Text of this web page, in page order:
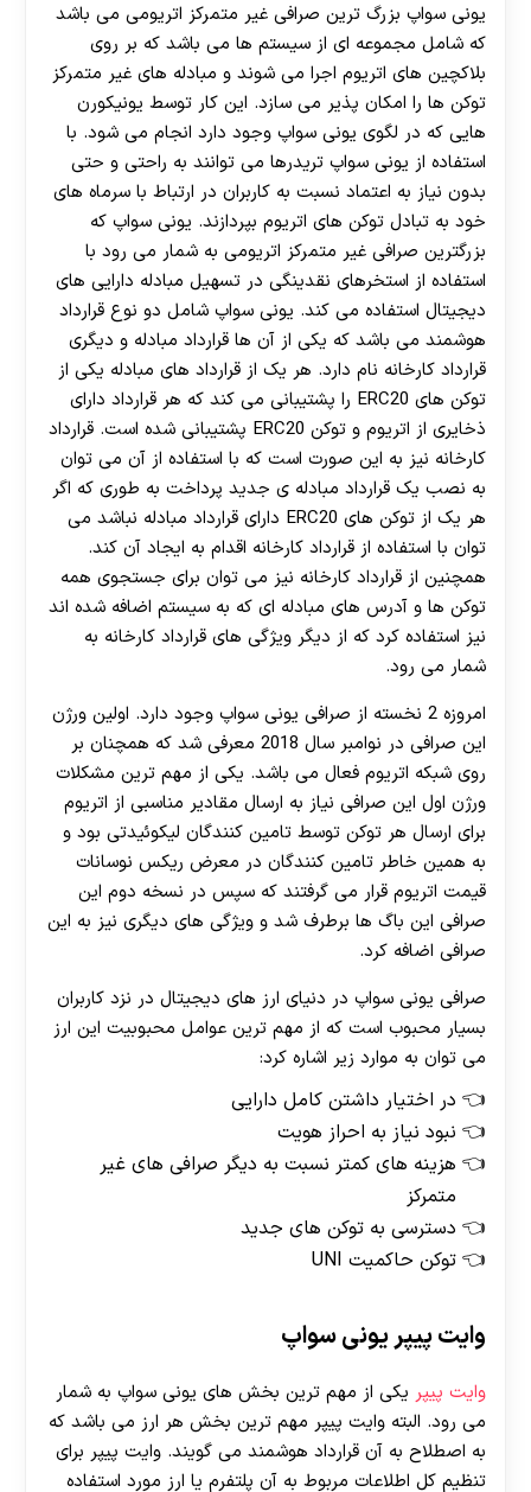
یونی سواپ بزرگ ترین صرافی غیر متمرکز اتریومی می باشد
که شامل مجموعه ای از سیستم ها می باشد که بر روی
بلاکچین های اتریوم اجرا می شوند و مبادله های غیر متمرکز
توکن ها را امکان پذیر می سازد. این کار توسط یونیکورن
هایی که در لگوی یونی سواپ وجود دارد انجام می شود. با
استفاده از یونی سواپ تریدرها می توانند به راحتی و حتی
بدون نیاز به اعتماد نسبت به کاربران در ارتباط با سرماه های
خود به تبادل توکن های اتریوم بپردازند. یونی سواپ که
بزرگترین صرافی غیر متمرکز اتریومی به شمار می رود با
استفاده از استخرهای نقدینگی در تسهیل مبادله دارایی های
دیجیتال استفاده می کند. یونی سواپ شامل دو نوع قرارداد
هوشمند می باشد که یکی از آن ها قرارداد مبادله و دیگری
قرارداد کارخانه نام دارد. هر یک از قرارداد های مبادله یکی از
توکن های ERC20 را پشتیبانی می کند که هر قرارداد دارای
ذخایری از اتریوم و توکن ERC20 پشتیبانی شده است. قرارداد
کارخانه نیز به این صورت است که با استفاده از آن می توان
به نصب یک قرارداد مبادله ی جدید پرداخت به طوری که اگر
هر یک از توکن های ERC20 دارای قرارداد مبادله نباشد می
توان با استفاده از قرارداد کارخانه اقدام به ایجاد آن کند.
همچنین از قرارداد کارخانه نیز می توان برای جستجوی همه
توکن ها و آدرس های مبادله ای که به سیستم اضافه شده اند
نیز استفاده کرد که از دیگر ویژگی های قرارداد کارخانه به
شمار می رود.
امروزه 2 نخسته از صرافی یونی سواپ وجود دارد. اولین ورژن
این صرافی در نوامبر سال 2018 معرفی شد که همچنان بر
روی شبکه اتریوم فعال می باشد. یکی از مهم ترین مشکلات
ورژن اول این صرافی نیاز به ارسال مقادیر مناسبی از اتریوم
برای ارسال هر توکن توسط تامین کنندگان لیکوئیدتی بود و
به همین خاطر تامین کنندگان در معرض ریکس نوسانات
قیمت اتریوم قرار می گرفتند که سپس در نسخه دوم این
صرافی این باگ ها برطرف شد و ویژگی های دیگری نیز به این
صرافی اضافه کرد.
صرافی یونی سواپ در دنیای ارز های دیجیتال در نزد کاربران
بسیار محبوب است که از مهم ترین عوامل محبوبیت این ارز
می توان به موارد زیر اشاره کرد:
در اختیار داشتن کامل دارایی
نبود نیاز به احراز هویت
هزینه های کمتر نسبت به دیگر صرافی های غیر
متمرکز
دسترسی به توکن های جدید
توکن حاکمیت UNI
وایت پیپر یونی سواپ
وایت پیپر یکی از مهم ترین بخش های یونی سواپ به شمار
می رود. البته وایت پیپر مهم ترین بخش هر ارز می باشد که
به اصطلاح به آن قرارداد هوشمند می گویند. وایت پیپر برای
تنظیم کل اطلاعات مربوط به آن پلتفرم یا ارز مورد استفاده